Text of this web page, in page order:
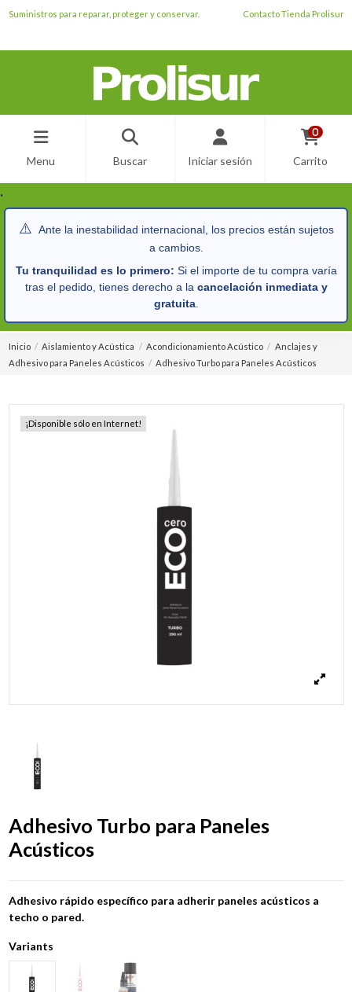
Suministros para reparar, proteger y conservar. Contacto Tienda Prolisur
Menu Buscar Iniciar sesión
0
Carrito
.
⚠️ Ante la inestabilidad internacional, los precios están sujetos
a cambios.
Tu tranquilidad es lo primero: Si el importe de tu compra varía
tras el pedido, tienes derecho a la cancelación inmediata y
gratuita.
Inicio Aislamiento y Acústica Acondicionamiento Acústico
Anclajes y
Adhesivo para Paneles Acústicos
Adhesivo Turbo para Paneles Acústicos
¡Disponible sólo en Internet!
Adhesivo Turbo para Paneles
Acústicos
Adhesivo rápido específico para adherir paneles acústicos a
techo o pared.
Variants